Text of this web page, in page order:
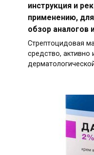
инструкция и
применению,
обзор аналогов
Стрептоцидовая
средство,